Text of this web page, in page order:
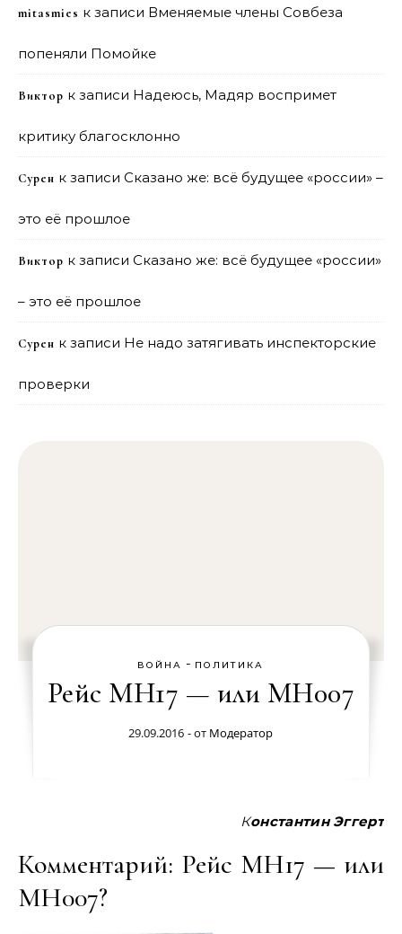
mitasmies к записи Вменяемые члены Совбеза
попеняли Помойке
Виктор к записи Надеюсь, Мадяр воспримет
критику благосклонно
Сурен к записи Сказано же: всё будущее «россии» –
это её прошлое
Виктор к записи Сказано же: всё будущее «россии»
– это её прошлое
Сурен к записи Не надо затягивать инспекторские
проверки
ВОЙНА - ПОЛИТИКА
Рейс МН17 — или MH007
29.09.2016 - от Модератор
Константин Эггерт
Комментарий: Рейс МН17 — или
MH007?